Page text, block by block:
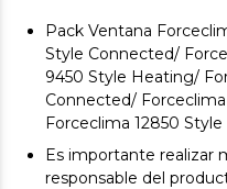
Pack Ventana
Style Connected/
9450 Style Heating/
Connected/
Forceclima 12850
Es importante realizar
responsable del